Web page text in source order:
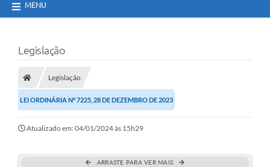
MENU
Legislação
Legislação
LEI ORDINÁRIA Nº 7225, 28 DE DEZEMBRO DE 2023
Atualizado em: 04/01/2024 às 15h29
ARRASTE PARA VER MAIS